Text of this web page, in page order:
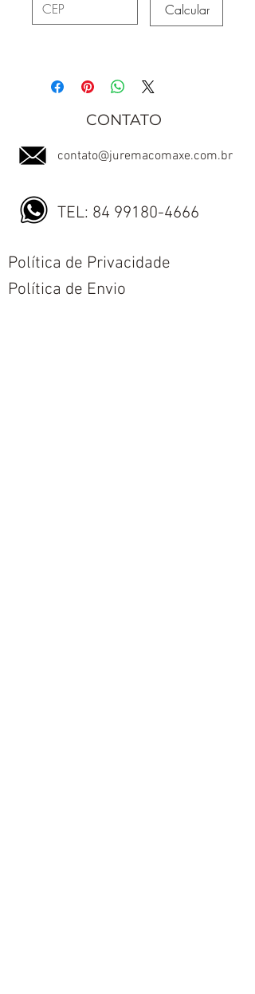
Calcular
CONTATO
contato@juremacomaxe.com.br
TEL: 84 99180-4666
Política de Privacidade
Política de Envio